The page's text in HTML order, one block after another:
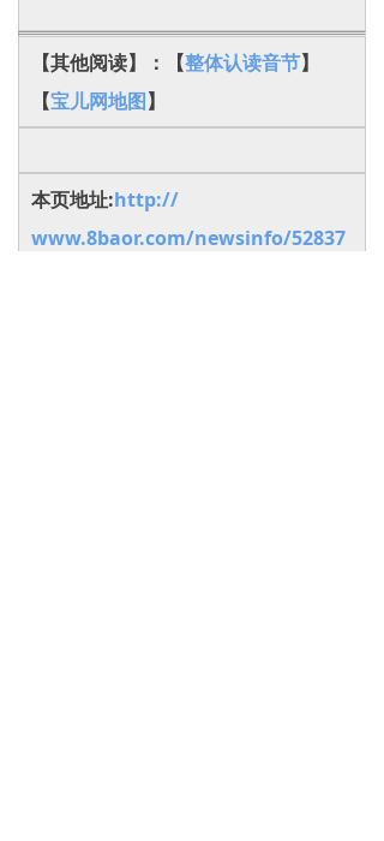
【其他阅读】：【整体认读音节】
【宝儿网地图】
本页地址:http://
www.8baor.com/newsinfo/52837